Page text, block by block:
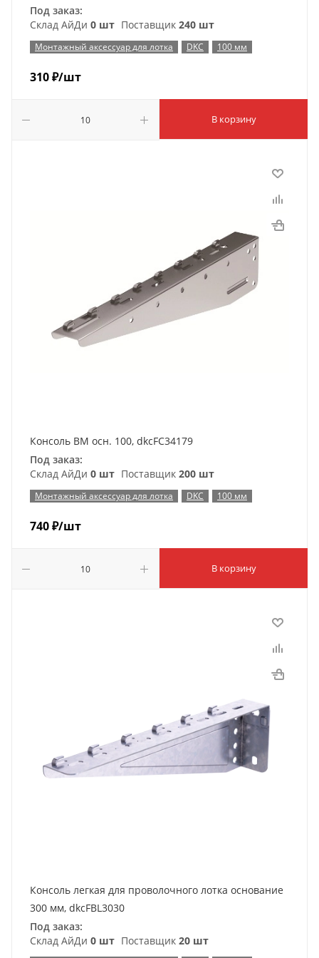
Под заказ:
Склад АйДи 0 шт Поставщик 240 шт
Монтажный аксессуар для лотка DKC 100 мм
310₽/шт
В корзину
Консоль ВМ осн. 100, dkcFC34179
Под заказ:
Склад АйДи 0 шт Поставщик 200 шт
Монтажный аксессуар для лотка DKC 100 мм
740₽/шт
В корзину
Консоль легкая для проволочного лотка основание
300 мм, dkcFBL3030
Под заказ:
Склад АйДи 0 шт Поставщик 20 шт